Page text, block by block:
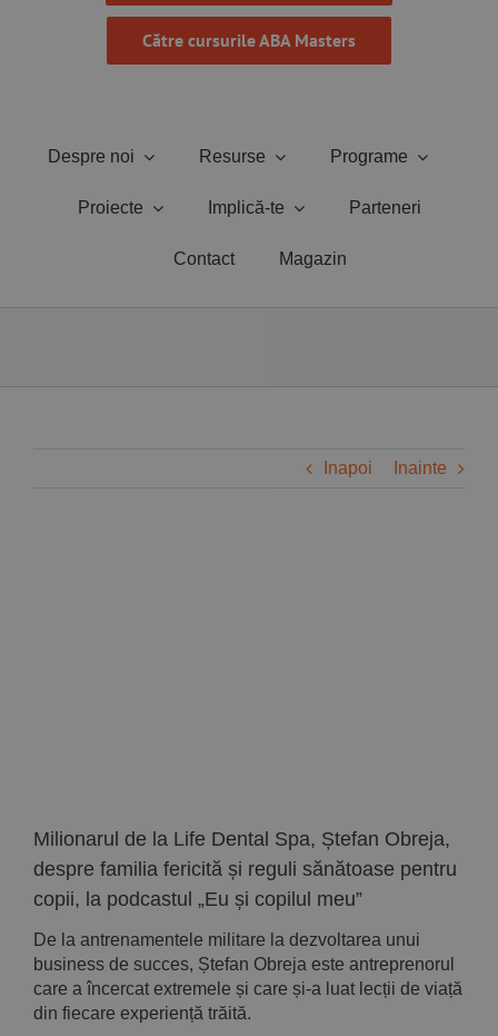
Către cursurile ABA Masters
Despre noi Resurse Programe
Proiecte Implică-te Parteneri
Contact Magazin
Inapoi Inainte
Milionarul de la Life Dental Spa, Ștefan Obreja,
despre familia fericită și reguli sănătoase pentru
copii, la podcastul „Eu și copilul meu”
De la antrenamentele militare la dezvoltarea unui
business de succes, Ștefan Obreja este antreprenorul
care a încercat extremele și care și-a luat lecții de viață
din fiecare experiență trăită.